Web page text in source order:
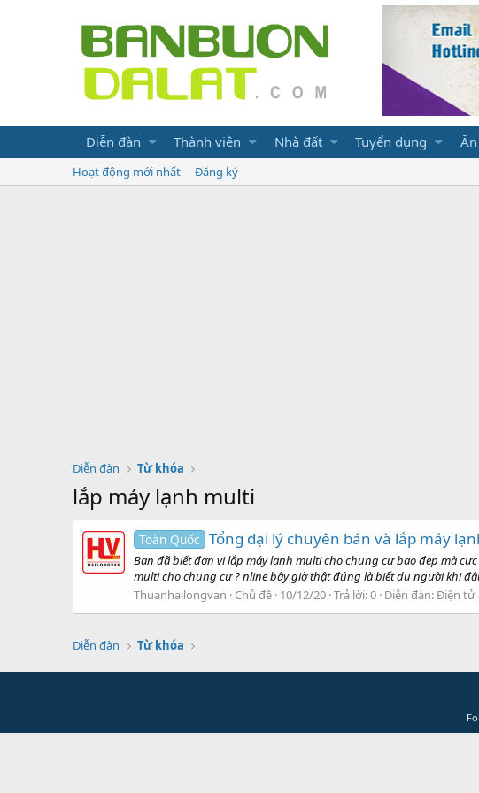
Diễn đàn Thành viên Nhà đất Tuyển dụng
Hoạt động mới nhất Đăng ký
Diễn đàn Từ khóa
lắp máy lạnh multi
Toàn Quốc Tổng đại lý chuyên bán và lắp máy
Bạn đã biết đơn vị lắp máy lạnh multi cho chung cư bao đẹp mà
multi cho chung cư ? nline bây giờ thật đúng là biết dụ người khi
Thuanhailongvan
Chủ đề 10/12/20 Trả lời: 0 Diễn đàn:Điện tử
Diễn đàn Từ khóa